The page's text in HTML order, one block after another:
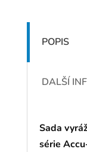
POPIS
DALŠÍ
Sada
série